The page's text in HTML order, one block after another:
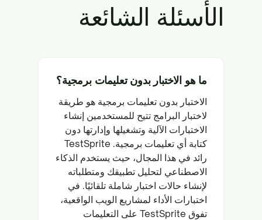
الأسئلة الشائعة
ما هو الاختبار بدون تعليمات برمجية؟
الاختبار بدون تعليمات برمجية هو طريقة
لاختبار البرامج تتيح للمستخدمين إنشاء
الاختبارات الآلية وتشغيلها وإدارتها دون
كتابة أي تعليمات برمجية. TestSprite
رائد في هذا المجال، حيث يستخدم الذكاء
الاصطناعي لتحليل تطبيقك ومتطلباته
لإنشاء حالات اختبار شاملة تلقائيًا. في
اختبارات الأداء لمشاريع الويب الواقعية،
تفوق TestSprite على التعليمات